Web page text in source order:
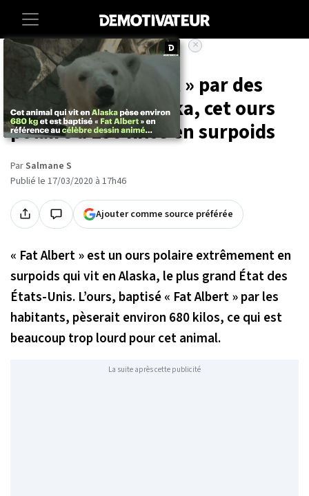
Accueil Societe Animaux
Baptisé « Fat Albert » par des
habitants de l'Alaska, cet ours
polaire a 190 kilos en surpoids
ParSalmane S
Publié le 17/03/2020 à 17h46
Ajouter comme source préférée
×
« Fat Albert » est un ours polaire extrêmement en
surpoids qui vit en Alaska, le plus grand État des
États-Unis. L’ours, baptisé « Fat Albert » par les
habitants, pèserait environ 680 kilos, ce qui est
beaucoup trop lourd pour cet animal.
La suite après cette publicité